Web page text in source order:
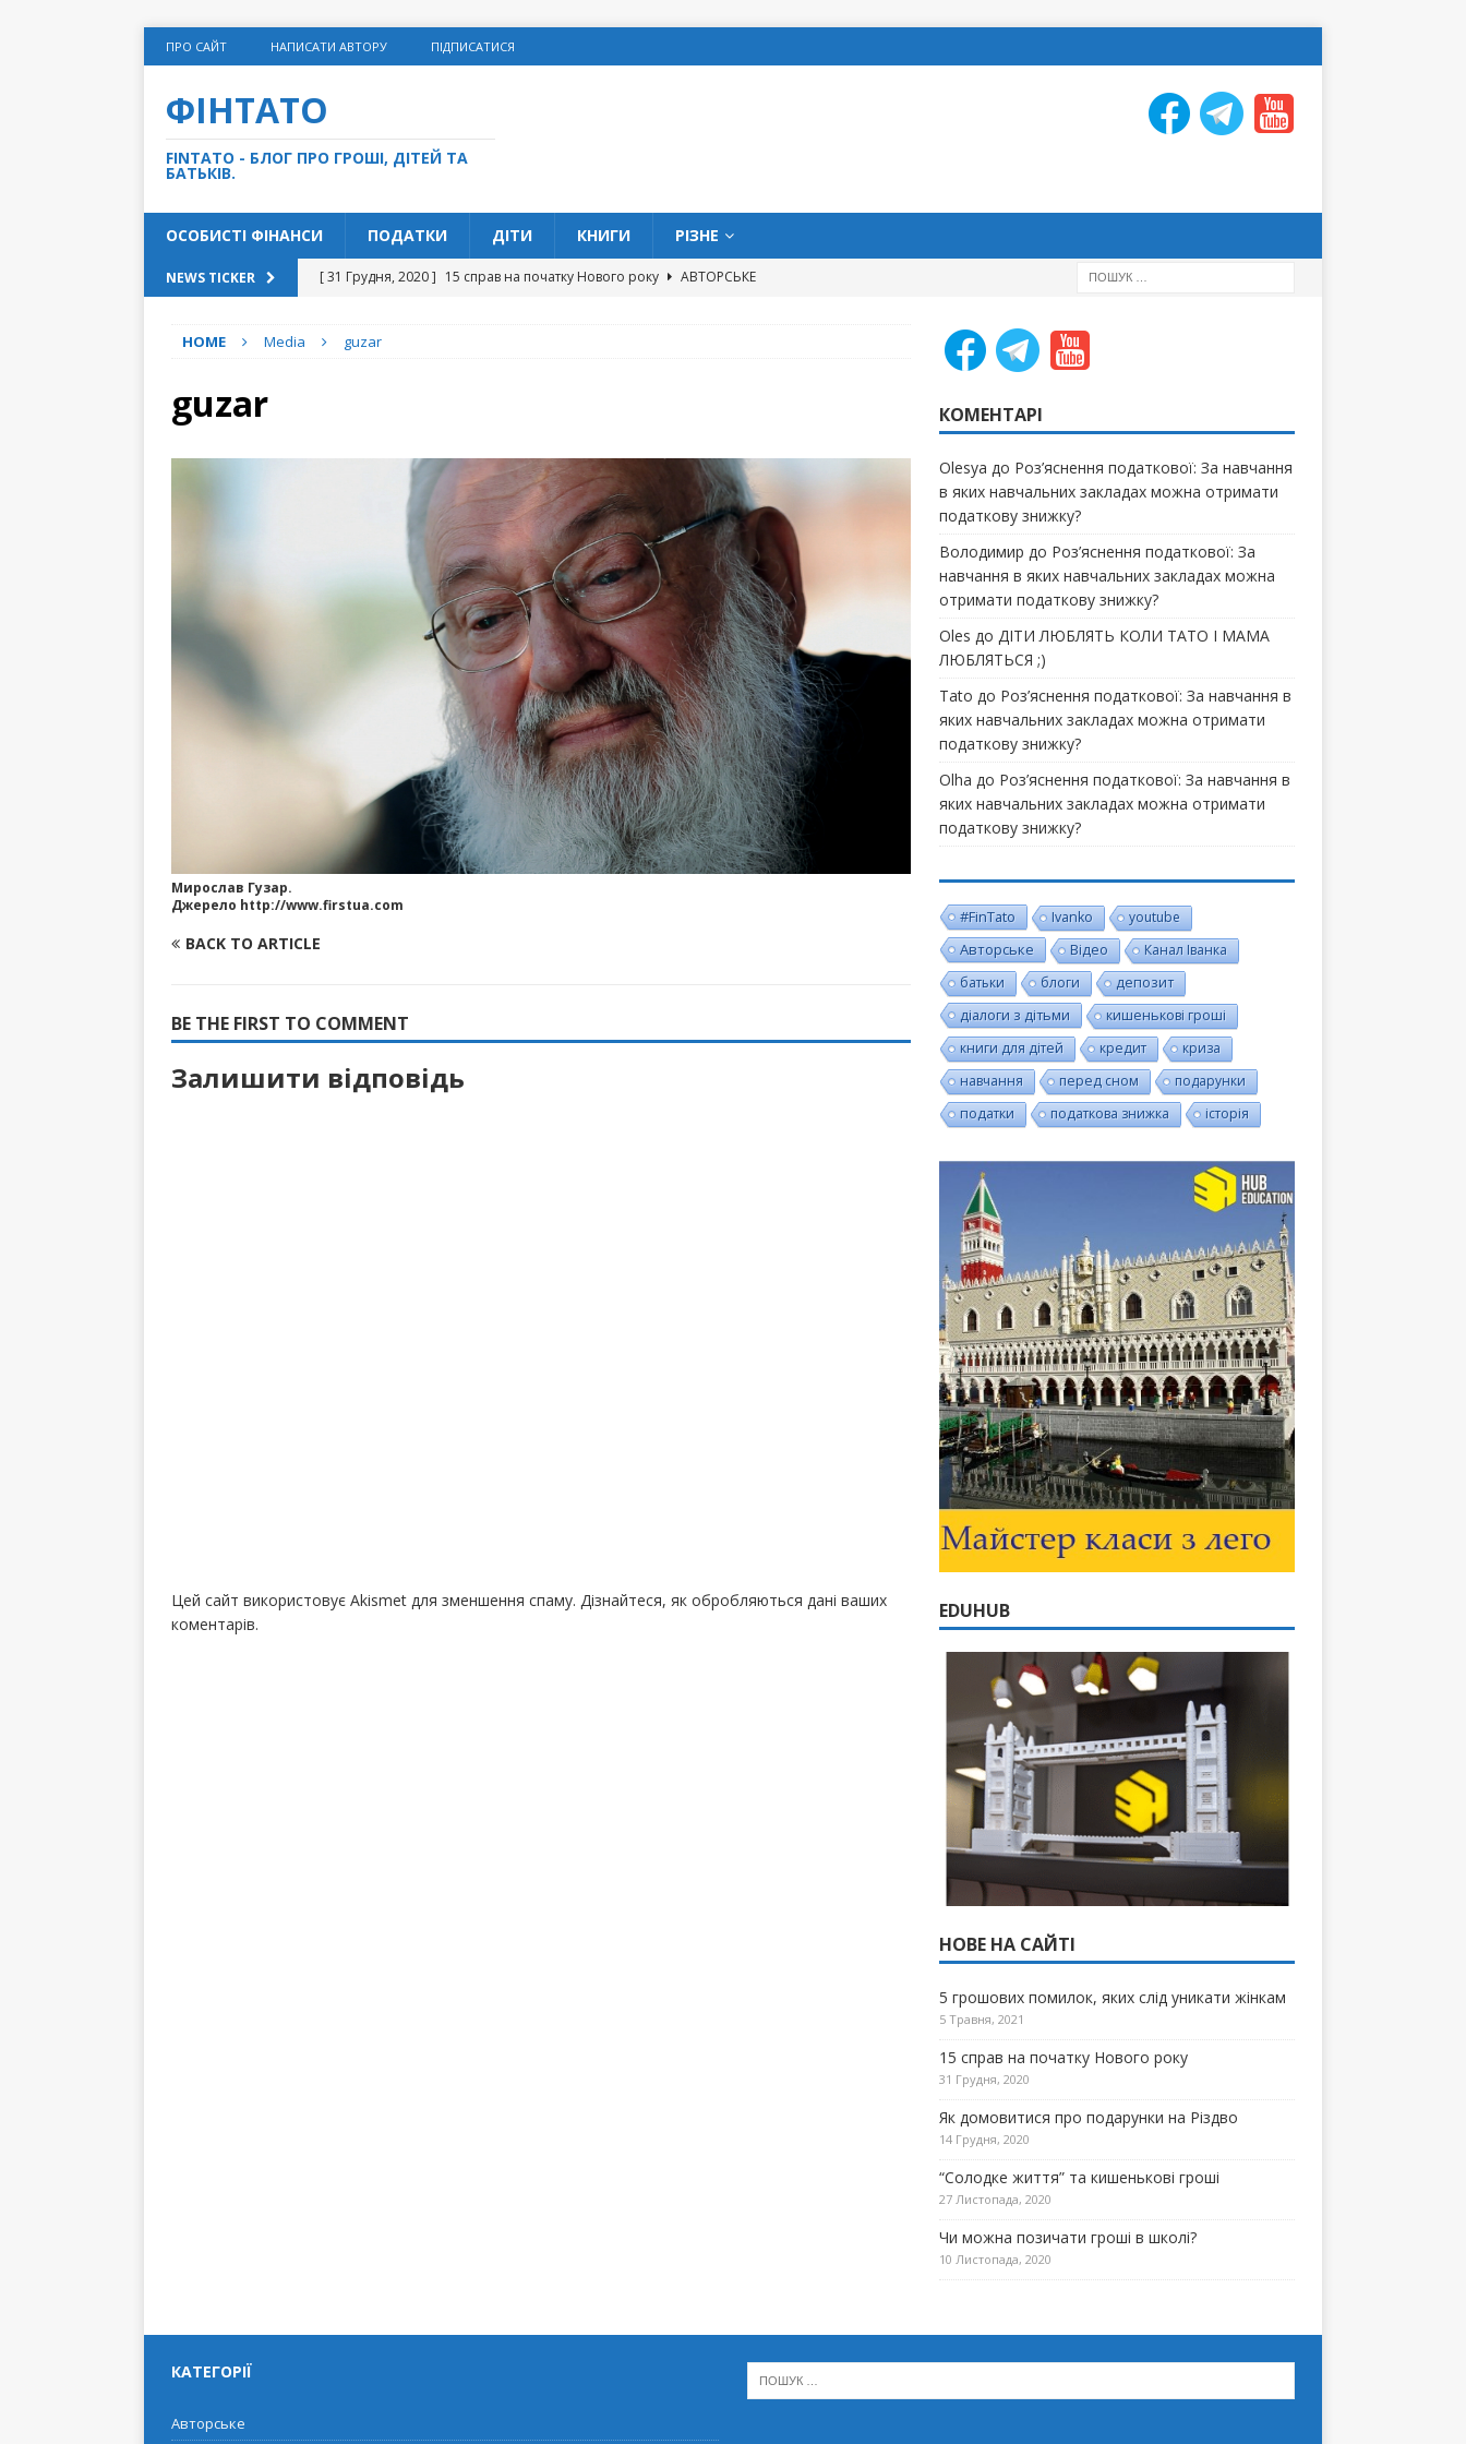
ПРО САЙТ НАПИСАТИ АВТОРУ ПІДПИСАТИСЯ
ФІНТАТО
FINTATO - БЛОГ ПРО ГРОШІ, ДІТЕЙ ТА
БАТЬКІВ.
ОСОБИСТІ ФІНАНСИ ПОДАТКИ ДІТИ КНИГИ РІЗНЕ
NEWS TICKER [ 31 Грудня, 2020 ] 15 справ на початку Нового року
АВТОРСЬКЕ
[ 27 Листопада, 2020 ]
ФІНАНСИ
HOME Media guzar
guzar
Мирослав Гузар.
Джерело http://www.firstua.com
BACK TO ARTICLE
BE THE FIRST TO COMMENT
Залишити відповідь
Цей сайт використовує Akismet для зменшення спаму. Дізнайтеся, як обробляються дані ваших
коментарів.
КОМЕНТАРІ
Olesya до Роз’яснення податкової: За навчання
в яких навчальних закладах можна отримати
податкову знижку?
Володимир до Роз’яснення податкової: За
навчання в яких навчальних закладах можна
отримати податкову знижку?
Oles до ДІТИ ЛЮБЛЯТЬ КОЛИ ТАТО І МАМА
ЛЮБЛЯТЬСЯ ;)
Tato до Роз’яснення податкової: За навчання в
яких навчальних закладах можна отримати
податкову знижку?
Olha до Роз’яснення податкової: За навчання в
яких навчальних закладах можна отримати
податкову знижку?
#FinTato Ivanko youtube
Авторське Відео
Канал Іванка
батьки
блоги депозит
діалоги з дітьми
кишенькові гроші
книги для дітей
кредит
криза
навчання
перед сном
подарунки
податки
податкова знижка історія
EDUHUB
НОВЕ НА САЙТІ
5 грошових помилок, яких слід уникати жінкам
5 Травня, 2021
15 справ на початку Нового року
31 Грудня, 2020
Як домовитися про подарунки на Різдво
14 Грудня, 2020
“Солодке життя” та кишенькові гроші
27 Листопада, 2020
Чи можна позичати гроші в школі?
10 Листопада, 2020
КАТЕГОРІЇ
Авторське